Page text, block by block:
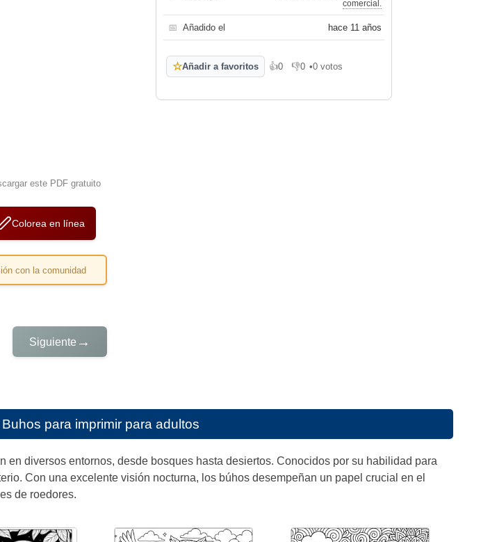
este PDF gratuito
Colorea en línea
con la comunidad
Siguiente →
comercial.
📅 Añadido el hace 11 años
☆Añadir a favoritos 👍0
Me gusta
👎0
No me gusta
•0 votos
para imprimir para adultos
en diversos entornos, desde bosques hasta desiertos. Conocidos por su habilidad para
Con una excelente visión nocturna, los búhos desempeñan un papel crucial en el
de roedores.